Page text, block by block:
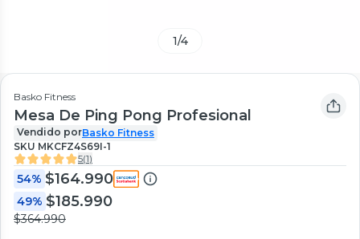
1/4
Basko Fitness
Mesa De Ping Pong Profesional
Vendido porBasko Fitness
SKU MKCFZ4S69I-1
5(1)
54% $164.990
49% $185.990
$364.990